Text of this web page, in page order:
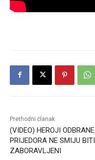
Prethodni članak
(VIDEO) HEROJI ODBRANE
PRIJEDORA NE SMIJU BITI
ZABORAVLJENI